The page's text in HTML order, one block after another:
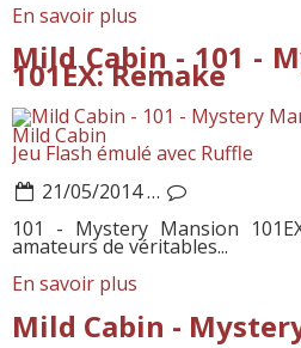
En savoir plus
Mild Cabin - 101 -
101EX: Remake
Mild Cabin
Jeu Flash émulé avec Ruffle
21/05/2014…
101 - Mystery Mansion
amateurs de véritables...
En savoir plus
Mild Cabin -